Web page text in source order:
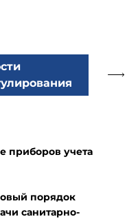
приборов учета
порядок
санитарно-